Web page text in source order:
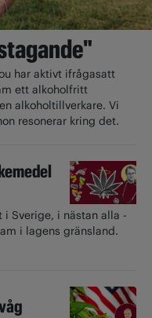
har aktivt ifrågasatt
ett alkoholfritt
alkoholtillverkare. Vi
resonerar kring det.
i ­Sverige, i nästan alla
i lagens gränsland.